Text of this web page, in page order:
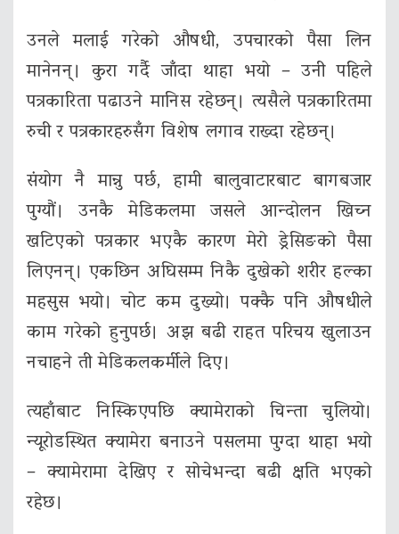
उनले मलाई गरेको औषधी, उपचारको पैसा लिन
मानेनन्। कुरा गर्दै जाँदा थाहा भयो – उनी पहिले
पत्रकारिता पढाउने मानिस रहेछन्। त्यसैले पत्रकारितमा
रुची र पत्रकारहरुसँग विशेष लगाव राख्दा रहेछन्।
संयोग नै मान्नु पर्छ, हामी बालुवाटारबाट बागबजार
पुग्यौं। उनकै मेडिकलमा जसले आन्दोलन खिच्न
खटिएको पत्रकार भएकै कारण मेरो ड्रेसिङको पैसा
लिएनन्। एकछिन अघिसम्म निकै दुखेको शरीर हल्का
महसुस भयो। चोट कम दुख्‍यो। पक्कै पनि औषधीले
काम गरेको हुनुपर्छ। अझ बढी राहत परिचय खुलाउन
नचाहने ती मेडिकलकर्मीले दिए।
त्यहाँबाट निस्किएपछि क्यामेराको चिन्ता चुलियो।
न्यूरोडस्थित क्यामेरा बनाउने पसलमा पुग्दा थाहा भयो
– क्यामेरामा देखिए र सोचेभन्दा बढी क्षति भएको
रहेछ।